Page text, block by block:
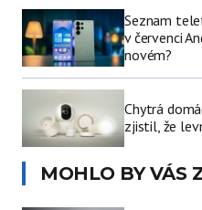
Seznam
v červenci
novém?
Chytrá
zjistil, že
MOHLO BY VÁS